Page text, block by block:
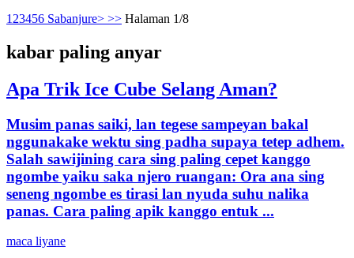
1 23456 Sabanjure> >> Halaman 1/8
kabar paling anyar
Apa Trik Ice Cube Selang Aman?
Musim panas saiki, lan tegese sampeyan bakal
nggunakake wektu sing padha supaya tetep adhem.
Salah sawijining cara sing paling cepet kanggo
ngombe yaiku saka njero ruangan: Ora ana sing
seneng ngombe es tirasi lan nyuda suhu nalika
panas. Cara paling apik kanggo entuk ...
maca liyane